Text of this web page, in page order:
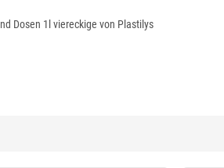
Dosen 1l viereckige von Plastilys